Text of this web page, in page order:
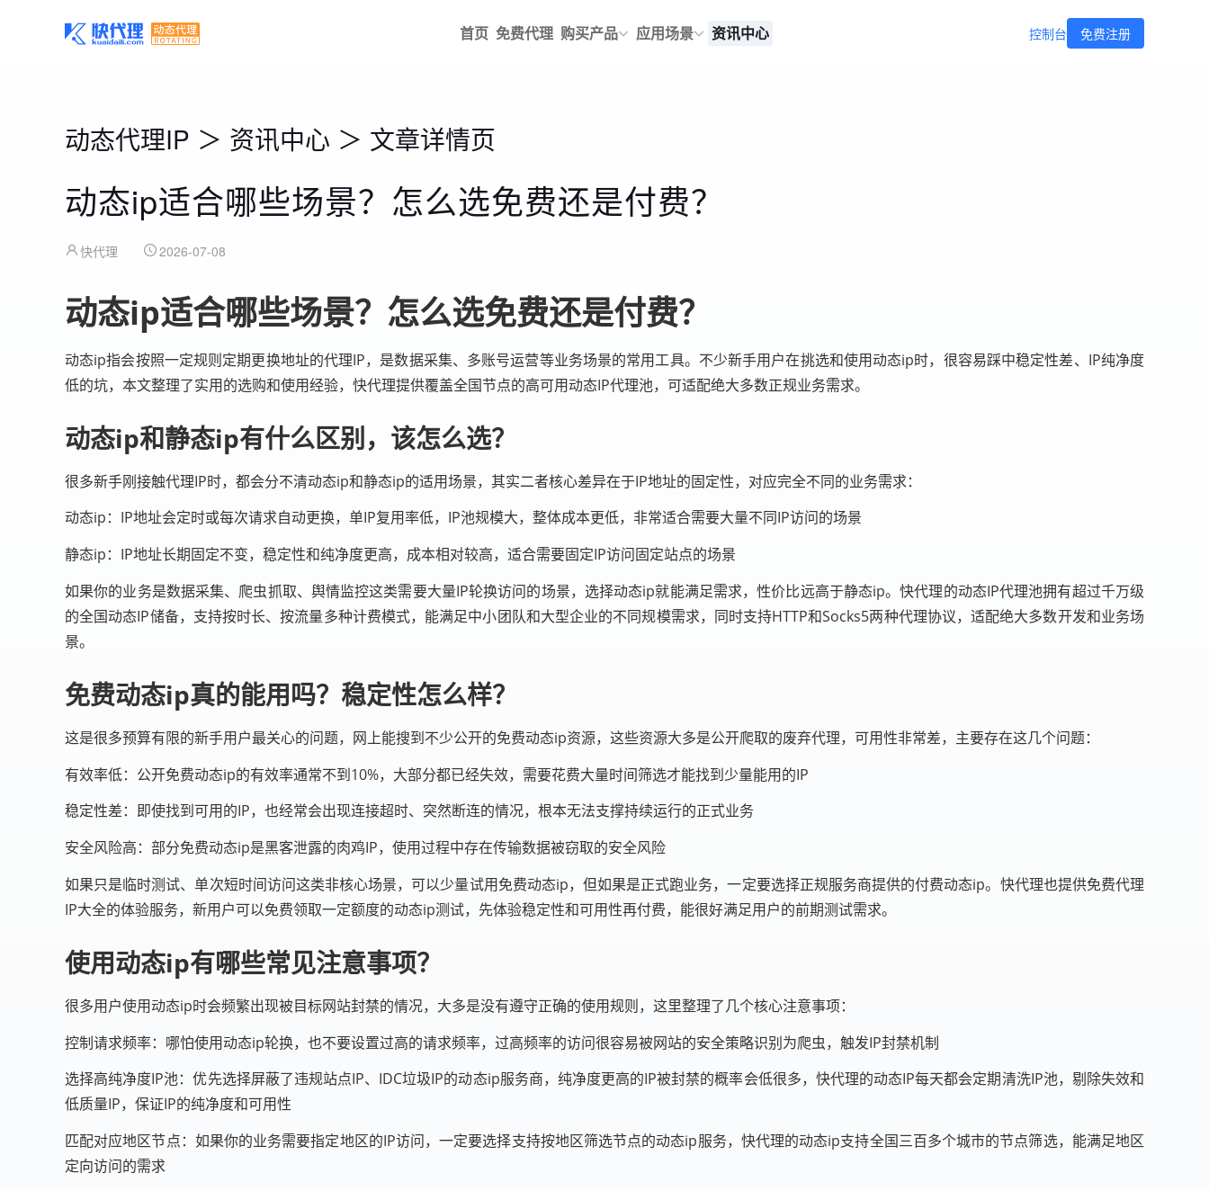
首页 免费代理 购买产品 应用场景 资讯中心 控制台 免费注册
动态代理IP ＞ 资讯中心 ＞ 文章详情页
动态ip适合哪些场景？怎么选免费还是付费？
快代理 2026-07-08
动态ip适合哪些场景？怎么选免费还是付费？
动态ip指会按照一定规则定期更换地址的代理IP，是数据采集、多账号运营等业务场景的常用工具。不少新手用户在挑选和使用动态ip时，很容易踩中稳定性差、IP纯净度
低的坑，本文整理了实用的选购和使用经验，快代理提供覆盖全国节点的高可用动态IP代理池，可适配绝大多数正规业务需求。
动态ip和静态ip有什么区别，该怎么选？
很多新手刚接触代理IP时，都会分不清动态ip和静态ip的适用场景，其实二者核心差异在于IP地址的固定性，对应完全不同的业务需求：
动态ip：IP地址会定时或每次请求自动更换，单IP复用率低，IP池规模大，整体成本更低，非常适合需要大量不同IP访问的场景
静态ip：IP地址长期固定不变，稳定性和纯净度更高，成本相对较高，适合需要固定IP访问固定站点的场景
如果你的业务是数据采集、爬虫抓取、舆情监控这类需要大量IP轮换访问的场景，选择动态ip就能满足需求，性价比远高于静态ip。快代理的动态IP代理池拥有超过千万级
的全国动态IP储备，支持按时长、按流量多种计费模式，能满足中小团队和大型企业的不同规模需求，同时支持HTTP和Socks5两种代理协议，适配绝大多数开发和业务场
景。
免费动态ip真的能用吗？稳定性怎么样？
这是很多预算有限的新手用户最关心的问题，网上能搜到不少公开的免费动态ip资源，这些资源大多是公开爬取的废弃代理，可用性非常差，主要存在这几个问题：
有效率低：公开免费动态ip的有效率通常不到10%，大部分都已经失效，需要花费大量时间筛选才能找到少量能用的IP
稳定性差：即使找到可用的IP，也经常会出现连接超时、突然断连的情况，根本无法支撑持续运行的正式业务
安全风险高：部分免费动态ip是黑客泄露的肉鸡IP，使用过程中存在传输数据被窃取的安全风险
如果只是临时测试、单次短时间访问这类非核心场景，可以少量试用免费动态ip，但如果是正式跑业务，一定要选择正规服务商提供的付费动态ip。快代理也提供免费代理
IP大全的体验服务，新用户可以免费领取一定额度的动态ip测试，先体验稳定性和可用性再付费，能很好满足用户的前期测试需求。
使用动态ip有哪些常见注意事项？
很多用户使用动态ip时会频繁出现被目标网站封禁的情况，大多是没有遵守正确的使用规则，这里整理了几个核心注意事项：
控制请求频率：哪怕使用动态ip轮换，也不要设置过高的请求频率，过高频率的访问很容易被网站的安全策略识别为爬虫，触发IP封禁机制
选择高纯净度IP池：优先选择屏蔽了违规站点IP、IDC垃圾IP的动态ip服务商，纯净度更高的IP被封禁的概率会低很多，快代理的动态IP每天都会定期清洗IP池，剔除失效和
低质量IP，保证IP的纯净度和可用性
匹配对应地区节点：如果你的业务需要指定地区的IP访问，一定要选择支持按地区筛选节点的动态ip服务，快代理的动态ip支持全国三百多个城市的节点筛选，能满足地区
定向访问的需求